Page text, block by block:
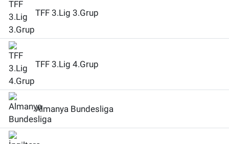
TFF 3.Lig 3.Grup
TFF 3.Lig 4.Grup
Almanya Bundesliga